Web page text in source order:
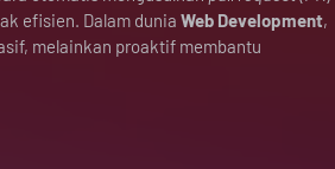
efisien. Dalam dunia Web Development,
melainkan proaktif membantu